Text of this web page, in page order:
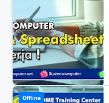
Offline